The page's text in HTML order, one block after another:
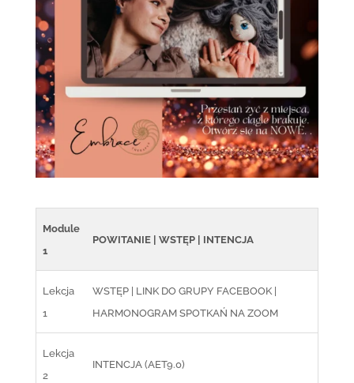
Module
1
POWITANIE | WSTĘP | INTENCJA
Lekcja
1
WSTĘP | LINK DO GRUPY FACEBOOK |
HARMONOGRAM SPOTKAŃ NA ZOOM
Lekcja
2
INTENCJA (AET9.0)